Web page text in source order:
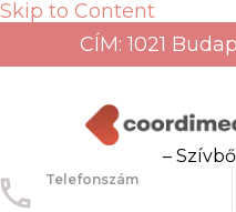
Skip to Content
CÍM: 1021
–
Telefonszám